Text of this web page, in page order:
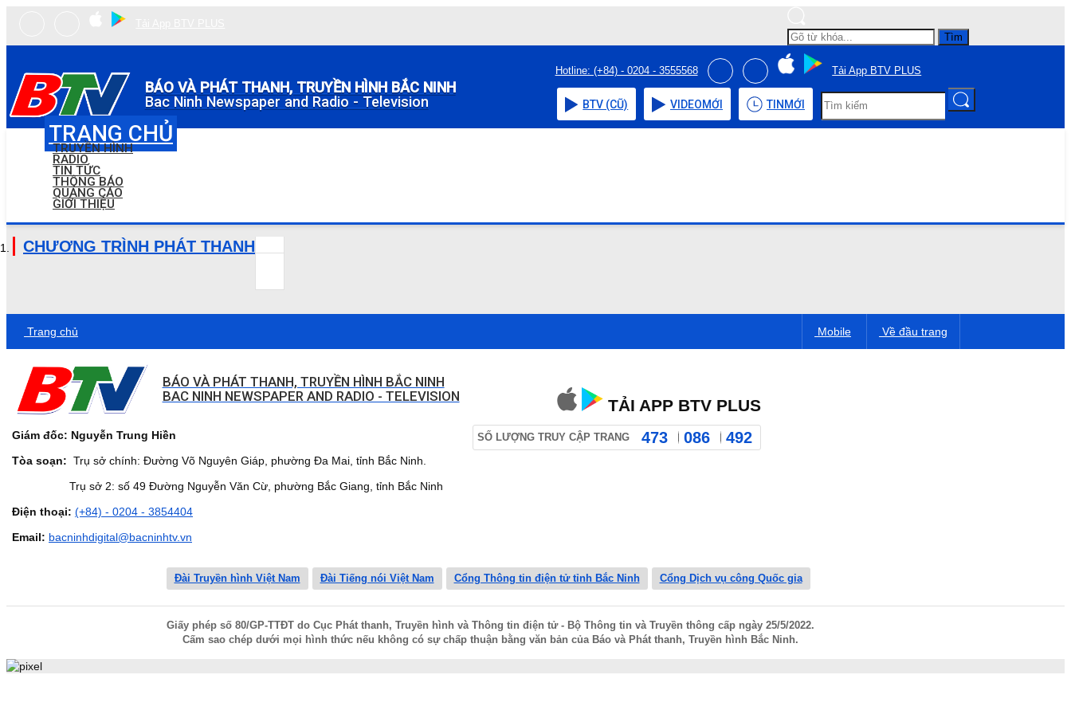
Tìm
BÁO VÀ PHÁT THANH, TRUYỀN HÌNH BẮC NINH
Bac Ninh Newspaper and Radio - Television
Hotline: (+84) - 0204 - 3555568 Tải App BTV PLUS
BTV (CŨ) VIDEOMỚI TIN MỚI
TRANG CHỦ
TRUYỀN HÌNH
RADIO
TIN TỨC
THÔNG BÁO
QUẢNG CÁO
GIỚI THIỆU
CHƯƠNG TRÌNH PHÁT THANH
Trang chủ Mobile Về đầu trang
BÁO VÀ PHÁT THANH, TRUYỀN HÌNH BẮC NINH
BAC NINH NEWSPAPER AND RADIO - TELEVISION
Giám đốc: Nguyễn Trung Hiền
Tòa soạn: Trụ sở chính: Đường Võ Nguyên Giáp, phường Đa Mai, tỉnh Bắc Ninh.
Trụ sở 2: số 49 Đường Nguyễn Văn Cừ, phường Bắc Giang, tỉnh Bắc Ninh
Điện thoại: (+84) - 0204 - 3854404
Email: bacninhdigital@bacninhtv.vn
TẢI APP BTV PLUS
473 086 492
SỐ LƯỢNG TRUY CẬP TRANG
Đài Truyền hình Việt Nam Đài Tiếng nói Việt Nam Cổng Thông tin điện tử tỉnh Bắc Ninh Cổng Dịch vụ công Quốc gia
Giấy phép số 80/GP-TTĐT do Cục Phát thanh, Truyền hình và Thông tin điện tử - Bộ Thông tin và Truyền thông cấp ngày 25/5/2022.
Cấm sao chép dưới mọi hình thức nếu không có sự chấp thuận bằng văn bản của Báo và Phát thanh, Truyền hình Bắc Ninh.